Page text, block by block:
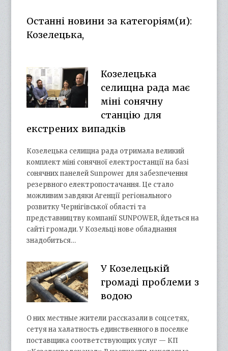
YouTube
Останні новини за категоріям(и):
Козелецька,
Козелецька
селищна рада має
міні сонячну
станцію для
екстрених випадків
Козелецька селищна рада отримала великий
комплект міні сонячної електростанції на базі
сонячних панелей Sunpower для забезпечення
резервного електропостачання. Це стало
можливим завдяки Агенції регіонального
розвитку Чернігівської області та
представництву компанії SUNPOWER, йдеться на
сайті громади. У Козельці нове обладнання
знадобиться…
У Козелецькій
громаді проблеми з
водою
О них местные жители рассказали в соцсетях,
сетуя на халатность единственного в поселке
поставщика соответствующих услуг — КП